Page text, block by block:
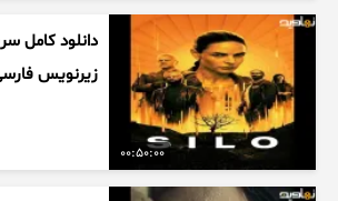
00:50:00
زیرنویس